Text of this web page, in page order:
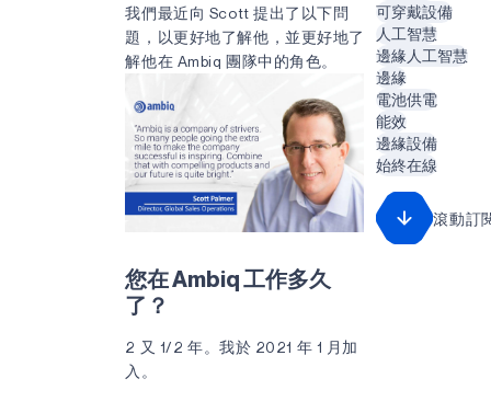
什麼是邊緣 AI？
我們最近向 Scott 提出了以下問
題，以更好地了解他，並更好地了
解他在 Ambiq 團隊中的角色。
您在 Ambiq 工作多久
了？
2 又 1/2 年。我於 2021 年 1 月加
入。
可穿戴設備
人工智慧
邊緣人工智慧
邊緣
電池供電
能效
邊緣設備
始終在線
滾動訂